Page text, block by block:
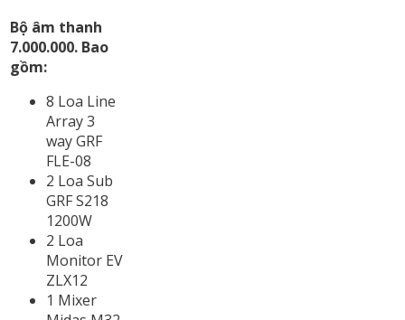
Bộ âm thanh
7.000.000. Bao
gồm:
8 Loa Line
Array 3
way GRF
FLE-08
2 Loa Sub
GRF S218
1200W
2 Loa
Monitor EV
ZLX12
1 Mixer